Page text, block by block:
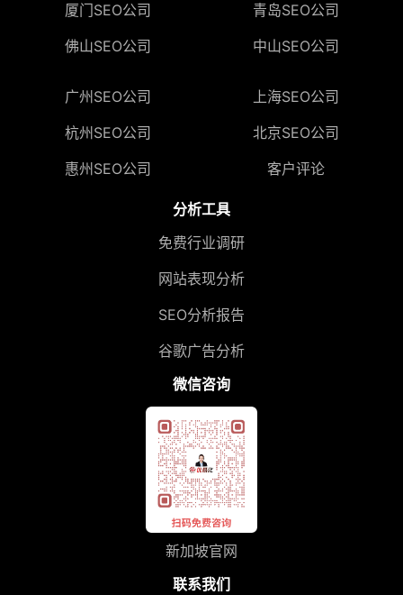
厦门SEO公司
佛山SEO公司
青岛SEO公司
中山SEO公司
广州SEO公司
杭州SEO公司
惠州SEO公司
上海SEO公司
北京SEO公司
客户评论
分析工具
免费行业调研
网站表现分析
SEO分析报告
谷歌广告分析
微信咨询
新加坡官网
联系我们